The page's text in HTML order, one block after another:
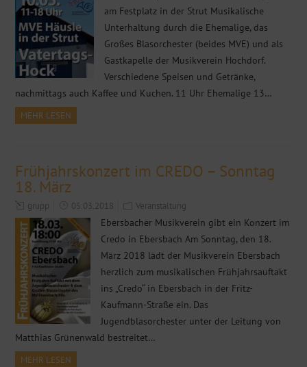
am Festplatz in der Strut Musikalische
Unterhaltung durch die Ehemalige, das
Großes Blasorchester (beides MVE) und als
Gastkapelle der Musikverein Hochdorf.
Verschiedene Speisen und Getränke,
nachmittags auch Kaffee und Kuchen. 11 Uhr Ehemalige 13…
MEHR LESEN
Frühjahrskonzert im CREDO – Sonntag
18. März
grupp 05.03.2018 Veranstaltung
Ebersbacher Musikverein gibt ein Konzert im
Credo in Ebersbach Am Sonntag, den 18.
März 2018 lädt der Musikverein Ebersbach
herzlich zum musikalischen Frühjahrsauftakt
ins „Credo“ in Ebersbach in der Fritz-
Kaufmann-Straße ein. Das
Jugendblasorchester unter der Leitung von
Matthias Grünenwald bestreitet…
MEHR LESEN